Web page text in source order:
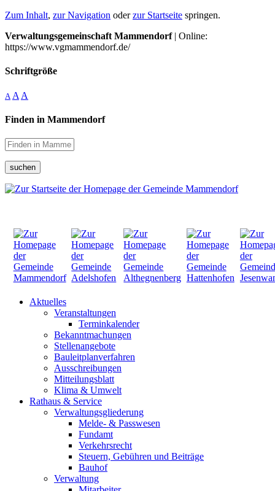
Zum Inhalt, zur Navigation oderzur Startseite springen.
Verwaltungsgemeinschaft Mammendorf| Online:
https://www.vgmammendorf.de/
Schriftgröße
A A A
Finden in Mammendorf
suchen
Aktuelles
Veranstaltungen
Terminkalender
Bekanntmachungen
Stellenangebote
Bauleitplanverfahren
Ausschreibungen
Mitteilungsblatt
Klima & Umwelt
Rathaus & Service
Verwaltungsgliederung
Melde- & Passwesen
Fundamt
Verkehrsrecht
Steuern, Gebühren und Beiträge
Bauhof
Verwaltung